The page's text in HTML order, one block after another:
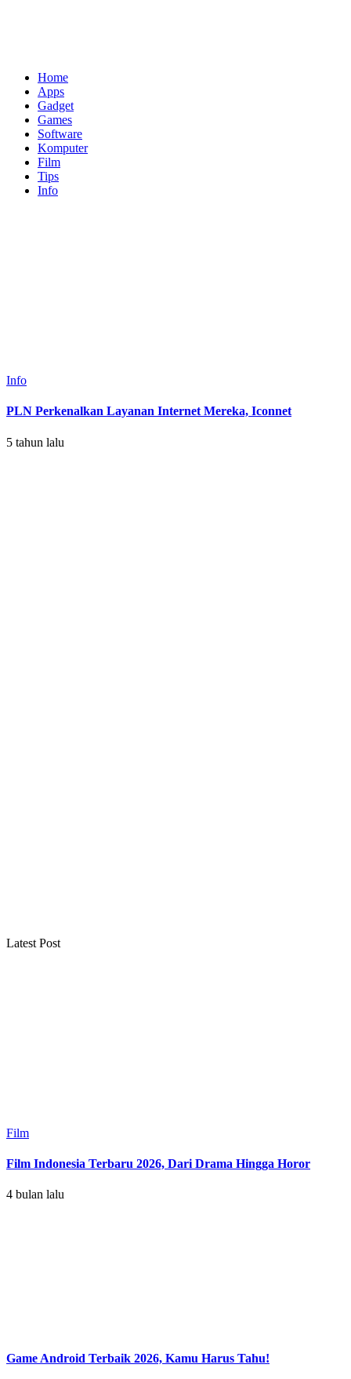
Home
Apps
Gadget
Games
Software
Komputer
Film
Tips
Info
Info
PLN Perkenalkan Layanan Internet Mereka, Iconnet
5 tahun lalu
Latest Post
Film
Film Indonesia Terbaru 2026, Dari Drama Hingga Horor
4 bulan lalu
Game Android Terbaik 2026, Kamu Harus Tahu!